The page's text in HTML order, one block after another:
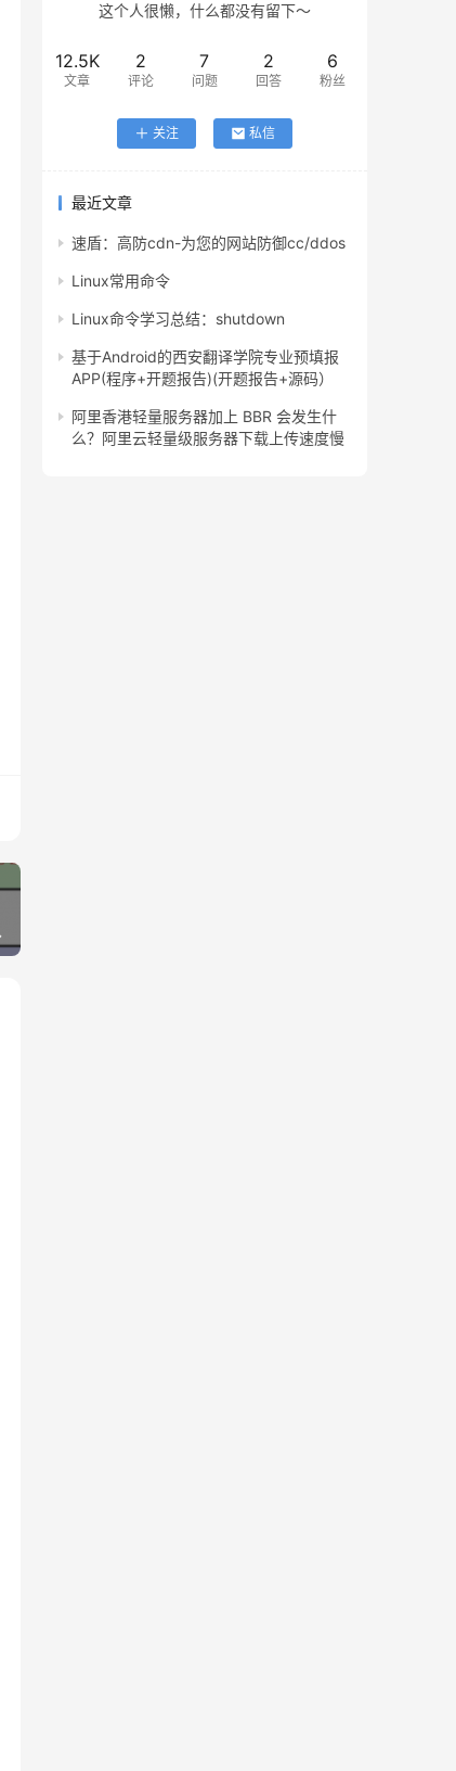
这个人很懒，什么都没有留下～
12.5K
文章
2
评论
7
问题
2
回答
6
粉丝
关注 私信
最近文章
速盾：高防cdn-为您的网站防御cc/ddos
Linux常用命令
Linux命令学习总结：shutdown
基于Android的西安翻译学院专业预填报
APP(程序+开题报告)(开题报告+源码）
阿里香港轻量服务器加上 BBR 会发生什
么？阿里云轻量级服务器下载上传速度慢